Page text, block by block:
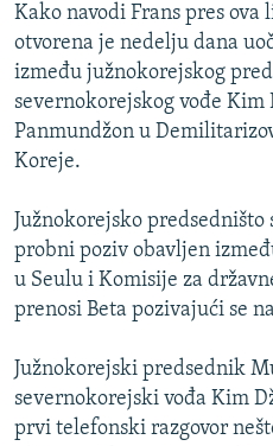
SVE KARTE DEJTONA
NASTANAK I RASPAD JUGOSLAVIJE
Kako navodi Frans pres
otvorena je nedelju dana
između južnokorejskog
severnokorejskog vođe Kim
Panmundžon u
Koreje.
Južnokorejsko predsedništo
probni poziv obavljen
u Seulu i Komisije za
prenosi Beta pozivajući se
Južnokorejski predsednik
severnokorejski vođa Kim
prvi telefonski razgovor